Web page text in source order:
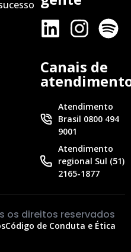
Canais de
Atendimento
Brasil 0800 494
9001
Atendimento
regional Sul (51)
2165-1877
os direitos reservados
Código de Conduta e Ética